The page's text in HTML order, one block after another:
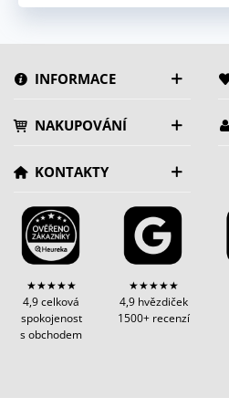
INFORMACE
NAKUPOVÁNÍ
KONTAKTY
★★★★★
4,9 celková
spokojenost
s obchodem
★★★★★
4,9 hvězdiček
1500+ recenzí